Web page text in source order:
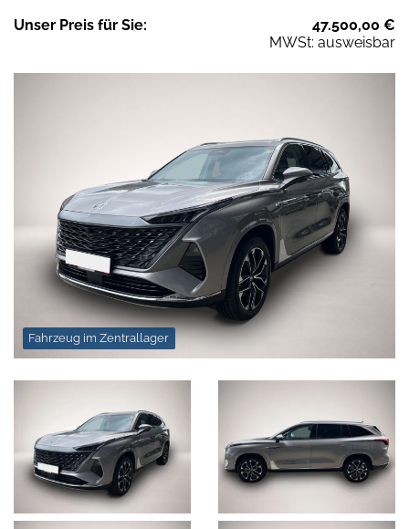
Unser Preis für Sie: 47.500,00 €
MWSt: ausweisbar
Fahrzeug im Zentrallager